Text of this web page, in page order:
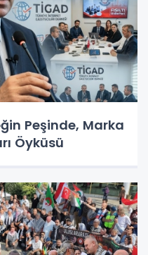
Peşinde, Marka
Öyküsü